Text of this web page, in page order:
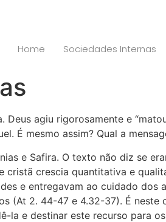
Home Sociedades Internas
Deus agiu rigorosamente e
É mesmo assim? Qual a
e Safira. O texto não diz se
cristã crescia quantitativa e
e entregavam ao cuidado
(At 2. 44-47 e 4.32-37). É
la e destinar este recurso para